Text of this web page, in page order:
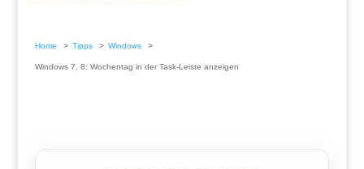
Home Tipps Windows
Windows 7, 8: Wochentag in der Task-Leiste anzeigen